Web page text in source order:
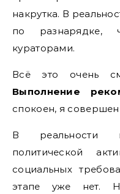
накрутка. В
по разнарядке,
кураторами.
Всё это очень
Выполнение
спокоен, я
В реальности
политической
социальных
этапе уже нет.